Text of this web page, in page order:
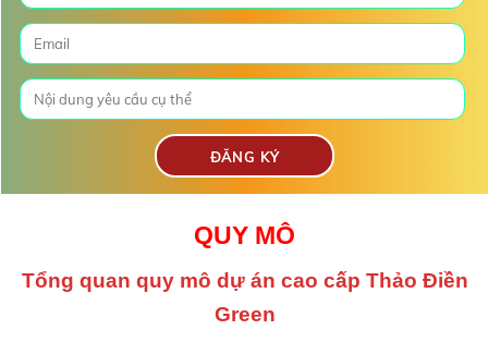
QUY MÔ
Tổng quan quy mô dự án cao cấp Thảo Điền
Green